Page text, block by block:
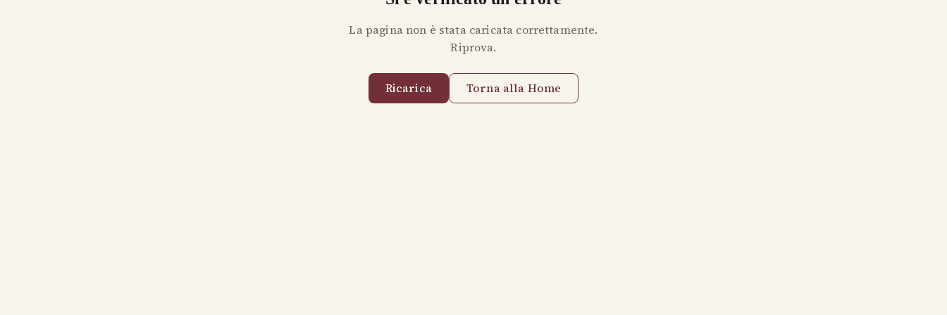
La pagina non è stata caricata correttamente.
Riprova.
Ricarica Torna alla Home